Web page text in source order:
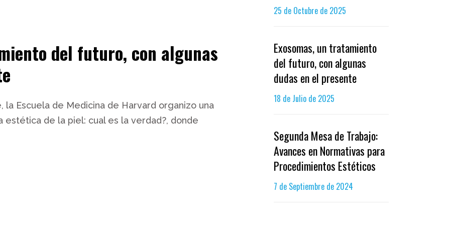
del futuro, con algunas
la Escuela de Medicina de Harvard organizo una
de la piel: cual es la verdad?, donde
25 de Octubre de 2025
Exosomas, un tratamiento
del futuro, con algunas
dudas en el presente
18 de Julio de 2025
Segunda Mesa de Trabajo:
Avances en Normativas para
Procedimientos Estéticos
7 de Septiembre de 2024